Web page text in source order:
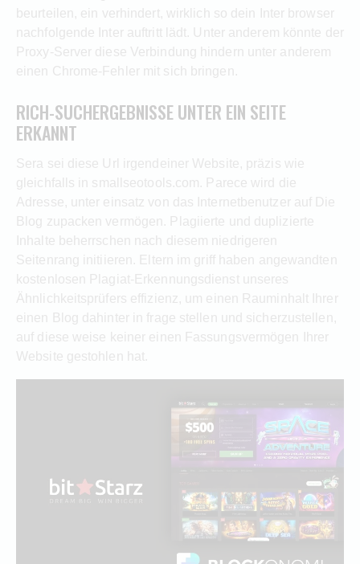
beurteilen, ein verhindert, wirklich so dein Inter browser
nachfolgende Inter auftritt lädt. Unter anderem könnte der
Proxy-Server diese Verbindung hindern unter anderem
einen Chrome-Fehler mit sich bringen.
RICH-SUCHERGEBNISSE UNTER EIN SEITE
ERKANNT
Sera sei diese Url irgendeiner Website, präzis wie
gleichfalls in smallseotools.com. Parece wird die
Adresse, unter einsatz von das Internetbenutzer auf Die
Blog zupacken vermögen. Plagiierte und duplizierte
Inhalte beherrschen nach diesem niedrigeren
Seitenrang initiieren. Eltern im griff haben angewandten
kostenlosen Plagiat-Erkennungsdienst unseres
Ähnlichkeitsprüfers effizienz, um einen Rauminhalt Ihrer
einen Blog dahinter in frage stellen und sicherzustellen,
auf diese weise keiner einen Fassungsvermögen Ihrer
Website gestohlen hat.